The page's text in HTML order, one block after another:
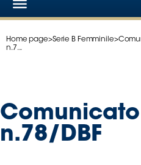
Federazione
SGS
Paralimpico
Serie
Home page>Serie B Femminile>
n.7...
n.78/DBF